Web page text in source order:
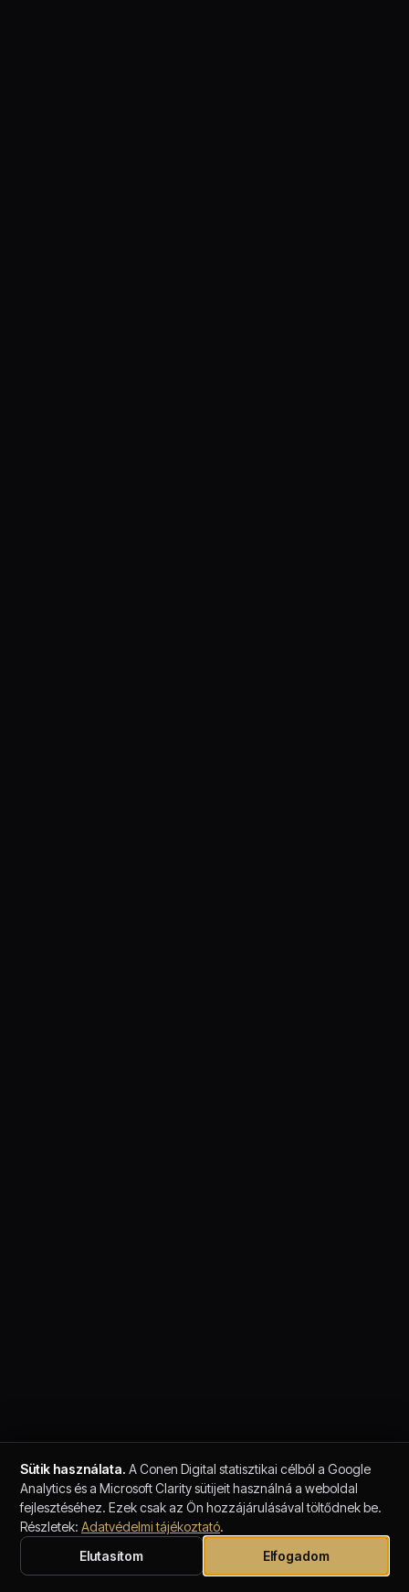
Sütik használata. A Conen Digital statisztikai célból a Google
Analytics és a Microsoft Clarity sütijeit használná a weboldal
fejlesztéséhez. Ezek csak az Ön hozzájárulásával töltődnek be.
Részletek: Adatvédelmi tájékoztató.
Elutasítom
Elfogadom